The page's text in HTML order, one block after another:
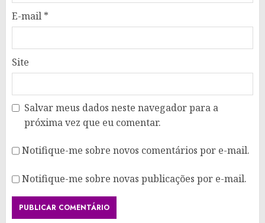
E-mail *
Site
Salvar meus dados neste navegador para a
próxima vez que eu comentar.
Notifique-me sobre novos comentários por e-mail.
Notifique-me sobre novas publicações por e-mail.